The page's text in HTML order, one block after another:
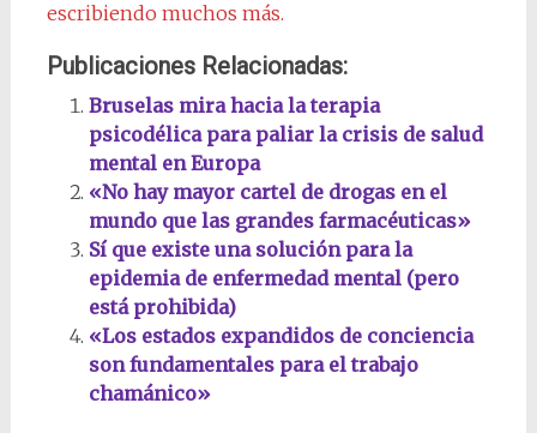
escribiendo muchos más.
Publicaciones Relacionadas:
Bruselas mira hacia la terapia
psicodélica para paliar la crisis de salud
mental en Europa
«No hay mayor cartel de drogas en el
mundo que las grandes farmacéuticas»
Sí que existe una solución para la
epidemia de enfermedad mental (pero
está prohibida)
«Los estados expandidos de conciencia
son fundamentales para el trabajo
chamánico»